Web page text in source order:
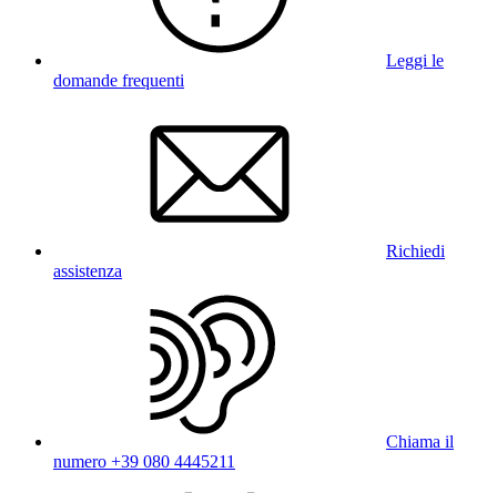
Leggi le
domande frequenti
Richiedi
assistenza
Chiama il
numero +39 080 4445211